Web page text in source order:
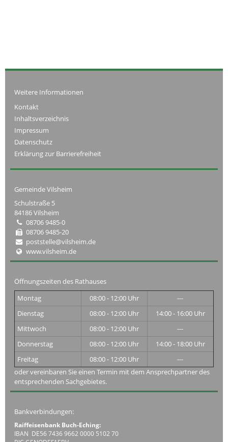
Weitere Informationen
Kontakt
Inhaltsverzeichnis
Impressum
Datenschutz
Erklärung zur Barrierefreiheit
Gemeinde Vilsheim
Schulstraße 5
84186 Vilsheim
08706 9485-0
08706 9485-20
poststelle@vilsheim.de
www.vilsheim.de
Öffnungszeiten des Rathauses
Montag
08:00 - 12:00 Uhr
---
Dienstag
08:00 - 12:00 Uhr
14:00 - 16:00 Uhr
Mittwoch
08:00 - 12:00 Uhr
---
Donnerstag
08:00 - 12:00 Uhr
14:00 - 18:00 Uhr
Freitag
08:00 - 12:00 Uhr
---
oder vereinbaren Sie einen Termin mit dem Ansprechpartner des
entsprechenden Sachgebietes.
Bankverbindungen:
Raiffeisenbank Buch-Eching:
IBAN DE56 7436 9662 0000 5102 70